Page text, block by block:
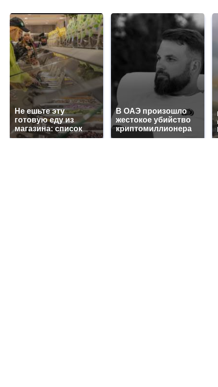
Не ешьте эту
готовую еду из
магазина: список
В ОАЭ произошло
жестокое убийство
криптомиллионера